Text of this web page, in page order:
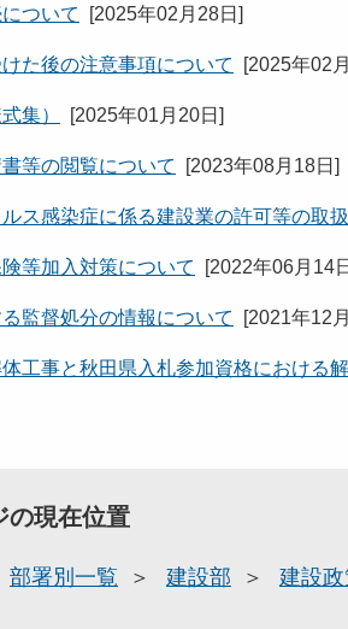
ついて [2025年02月28日 ]
た後の注意事項について [2025年02
集） [2025年01月20日 ]
等の閲覧について [2023年08月18日 ]
ス感染症に係る建設業の許可等の取
等加入対策について [2022年06月14日
監督処分の情報について [2021年12
工事と秋田県入札参加資格における
の現在位置
部署別一覧 建設部 建設